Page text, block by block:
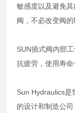
敏感度以及避免
阀，不必改变阀的
SUN插式阀内部
抗疲劳，使用寿命
Sun Hydraulics是
的设计和制造公